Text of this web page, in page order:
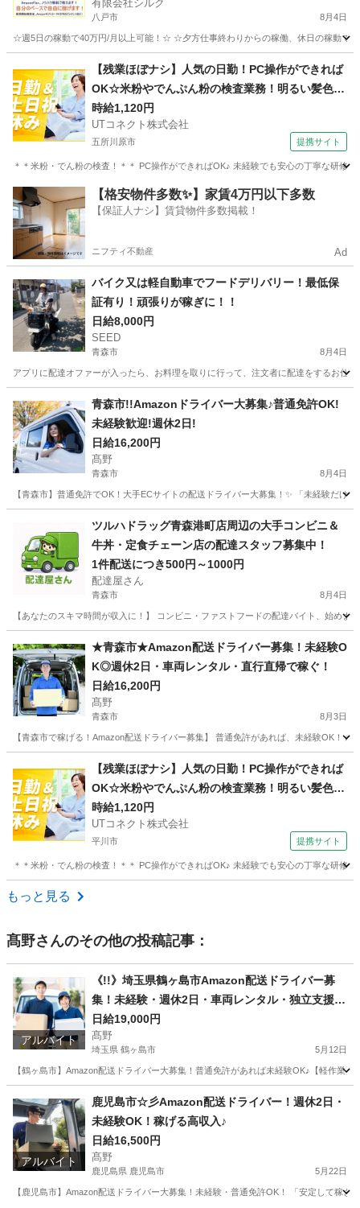
有限会社シルク
八戸市 8月4日
☆週5日の稼動で40万円/月以上可能！☆ ☆夕方仕事終わりからの稼働、休日の稼動で
配送 Amazon
【残業ほぼナシ】人気の日勤！PC操作ができれば
OK☆米粉やでんぷん粉の検査業務！明るい髪色O
K♪土日祝休み◎20代～50代の女性活躍中＜青森県
青森市＞
時給1,120円
UTコネクト株式会社
五所川原市 提携サイト
＊＊米粉・でん粉の検査！＊＊ PC操作ができればOK♪ 未経験でも安心の丁寧な研
青森 五所川原市 倉庫
【格安物件多数✨】家賃4万円以下多数
【保証人ナシ】賃貸物件多数掲載！
ニフティ不動産 Ad
バイク又は軽自動車でフードデリバリー！最低保
証有り！頑張りが稼ぎに！！
日給8,000円
SEED
青森市 8月4日
アプリに配達オファーが入ったら、お料理を取りに行って、注文者に配達をするお仕
ドライバー
青森市!!Amazonドライバー大募集♪普通免許OK!
未経験歓迎!週休2日!
日給16,200円
髙野
青森市 8月4日
【青森市】普通免許でOK！大手ECサイトの配送ドライバー大募集！✨ 「未経験だ
ドライバー Amazon
ツルハドラッグ青森港町店周辺の大手コンビニ＆
牛丼・定食チェーン店の配達スタッフ募集中！
1件配送につき500円～1000円
配達屋さん
青森市 8月4日
【あなたのスキマ時間が収入に！】 コンビニ・ファストフードの配達バイト、
配送 スタッフ
★青森市★Amazon配送ドライバー募集！未経験O
K◎週休2日・車両レンタル・直行直帰で稼ぐ！
日給16,200円
髙野
青森市 8月3日
【青森市で稼げる！Amazon配送ドライバー募集】 普通免許があれば、未経験OK！
ドライバー Amazon
【残業ほぼナシ】人気の日勤！PC操作ができれば
OK☆米粉やでんぷん粉の検査業務！明るい髪色O
K♪土日祝休み◎20代～50代の女性活躍中＜青森県
青森市＞
時給1,120円
UTコネクト株式会社
平川市 提携サイト
＊＊米粉・でん粉の検査！＊＊ PC操作ができればOK♪ 未経験でも安心の丁寧な研
青森 平川市
もっと見る
髙野さんのその他の投稿記事：
アルバイト
《!!》埼玉県鶴ヶ島市Amazon配送ドライバー募
集！未経験・週休2日・車両レンタル・独立支援も
◎
日給19,000円
髙野
埼玉県 鶴ヶ島市 5月12日
【鶴ヶ島市】Amazon配送ドライバー大募集！普通免許があれば未経験OK♪【軽作業
ドライバー Amazon
アルバイト
鹿児島市☆彡Amazon配送ドライバー！週休2日・
未経験OK！稼げる高収入♪
日給16,500円
髙野
鹿児島県 鹿児島市 5月22日
【鹿児島市】Amazon配送ドライバー大募集！未経験・普通免許OK！ 「安定して稼